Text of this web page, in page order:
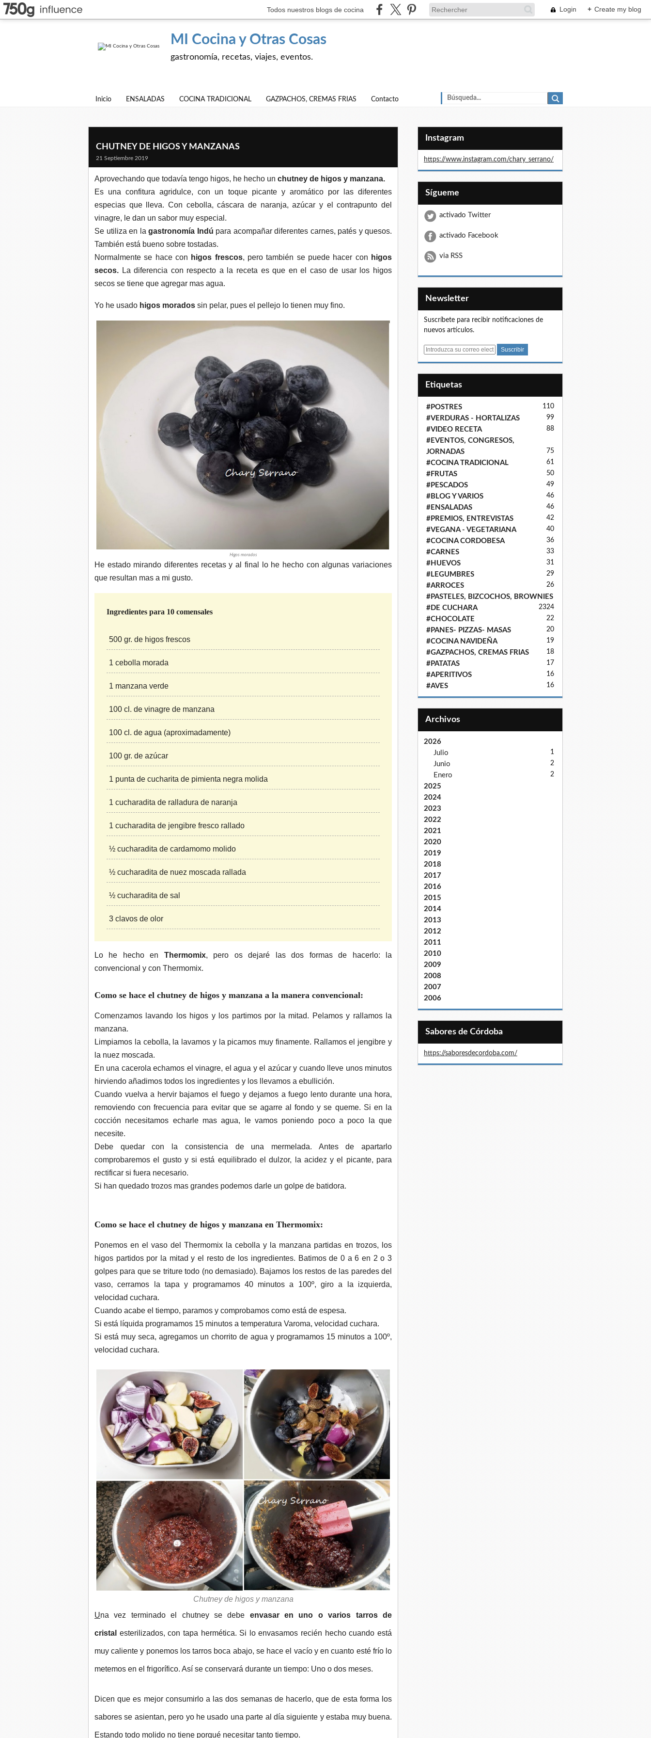
Todos nuestros blogs de cocina Login + Create my blog
MI Cocina y Otras Cosas
gastronomía, recetas, viajes, eventos.
Inicio ENSALADAS COCINA TRADICIONAL GAZPACHOS, CREMAS FRIAS Contacto
CHUTNEY DE HIGOS Y MANZANAS
21 Septiembre 2019
Aprovechando que todavía tengo higos, he hecho un chutney de higos y manzana.
Es una confitura agridulce, con un toque picante y aromático por las diferentes
especias que lleva. Con cebolla, cáscara de naranja, azúcar y el contrapunto del
vinagre, le dan un sabor muy especial.
Se utiliza en la gastronomía Indú para acompañar diferentes carnes, patés y quesos.
También está bueno sobre tostadas.
Normalmente se hace con higos frescos, pero también se puede hacer con higos
secos. La diferencia con respecto a la receta es que en el caso de usar los higos
secos se tiene que agregar mas agua.
Yo he usado higos morados sin pelar, pues el pellejo lo tienen muy fino.
Higos morados
He estado mirando diferentes recetas y al final lo he hecho con algunas variaciones
que resultan mas a mi gusto.
Ingredientes para 10 comensales
500 gr. de higos frescos
1 cebolla morada
1 manzana verde
100 cl. de vinagre de manzana
100 cl. de agua (aproximadamente)
100 gr. de azúcar
1 punta de cucharita de pimienta negra molida
1 cucharadita de ralladura de naranja
1 cucharadita de jengibre fresco rallado
½ cucharadita de cardamomo molido
½ cucharadita de nuez moscada rallada
½ cucharadita de sal
3 clavos de olor
Lo he hecho en Thermomix, pero os dejaré las dos formas de hacerlo: la
convencional y con Thermomix.
Como se hace el chutney de higos y manzana a la manera convencional:
Comenzamos lavando los higos y los partimos por la mitad. Pelamos y rallamos la
manzana.
Limpiamos la cebolla, la lavamos y la picamos muy finamente. Rallamos el jengibre y
la nuez moscada.
En una cacerola echamos el vinagre, el agua y el azúcar y cuando lleve unos minutos
hirviendo añadimos todos los ingredientes y los llevamos a ebullición.
Cuando vuelva a hervir bajamos el fuego y dejamos a fuego lento durante una hora,
removiendo con frecuencia para evitar que se agarre al fondo y se queme. Si en la
cocción necesitamos echarle mas agua, le vamos poniendo poco a poco la que
necesite.
Debe quedar con la consistencia de una mermelada. Antes de apartarlo
comprobaremos el gusto y si está equilibrado el dulzor, la acidez y el picante, para
rectificar si fuera necesario.
Si han quedado trozos mas grandes podemos darle un golpe de batidora.
Como se hace el chutney de higos y manzana en Thermomix:
Ponemos en el vaso del Thermomix la cebolla y la manzana partidas en trozos, los
higos partidos por la mitad y el resto de los ingredientes. Batimos de 0 a 6 en 2 o 3
golpes para que se triture todo (no demasiado). Bajamos los restos de las paredes del
vaso, cerramos la tapa y programamos 40 minutos a 100º, giro a la izquierda,
velocidad cuchara.
Cuando acabe el tiempo, paramos y comprobamos como está de espesa.
Si está líquida programamos 15 minutos a temperatura Varoma, velocidad cuchara.
Si está muy seca, agregamos un chorrito de agua y programamos 15 minutos a 100º,
velocidad cuchara.
Chutney de higos y manzana
Una vez terminado el chutney se debe envasar en uno o varios tarros de
cristal esterilizados, con tapa hermética. Si lo envasamos recién hecho cuando está
muy caliente y ponemos los tarros boca abajo, se hace el vacío y en cuanto esté frío lo
metemos en el frigorífico. Así se conservará durante un tiempo: Uno o dos meses.
Dicen que es mejor consumirlo a las dos semanas de hacerlo, que de esta forma los
sabores se asientan, pero yo he usado una parte al día siguiente y estaba muy buena.
Estando todo molido no tiene porqué necesitar tanto tiempo.
Instagram
https://www.instagram.com/chary_serrano/
Sígueme
activado Twitter
activado Facebook
via RSS
Newsletter
Suscríbete para recibir notificaciones de
nuevos artículos.
E
Etiquetas
#POSTRES 110
#VERDURAS - HORTALIZAS 99
#VIDEO RECETA 88
#EVENTOS, CONGRESOS,
JORNADAS
75
#COCINA TRADICIONAL 61
#FRUTAS 50
#PESCADOS 49
#BLOG Y VARIOS 46
#ENSALADAS 46
#PREMIOS, ENTREVISTAS 42
#VEGANA - VEGETARIANA 40
#COCINA CORDOBESA 36
#CARNES 33
#HUEVOS 31
#LEGUMBRES 29
#ARROCES 26
#PASTELES, BIZCOCHOS, BROWNIES
24
#DE CUCHARA 23
#CHOCOLATE 22
#PANES- PIZZAS- MASAS 20
#COCINA NAVIDEÑA 19
#GAZPACHOS, CREMAS FRIAS 18
#PATATAS 17
#APERITIVOS 16
#AVES 16
Archivos
2026
Julio
1
Junio 2
Enero 2
2025
2024
2023
2022
2021
2020
2019
2018
2017
2016
2015
2014
2013
2012
2011
2010
2009
2008
2007
2006
Sabores de Córdoba
https://saboresdecordoba.com/